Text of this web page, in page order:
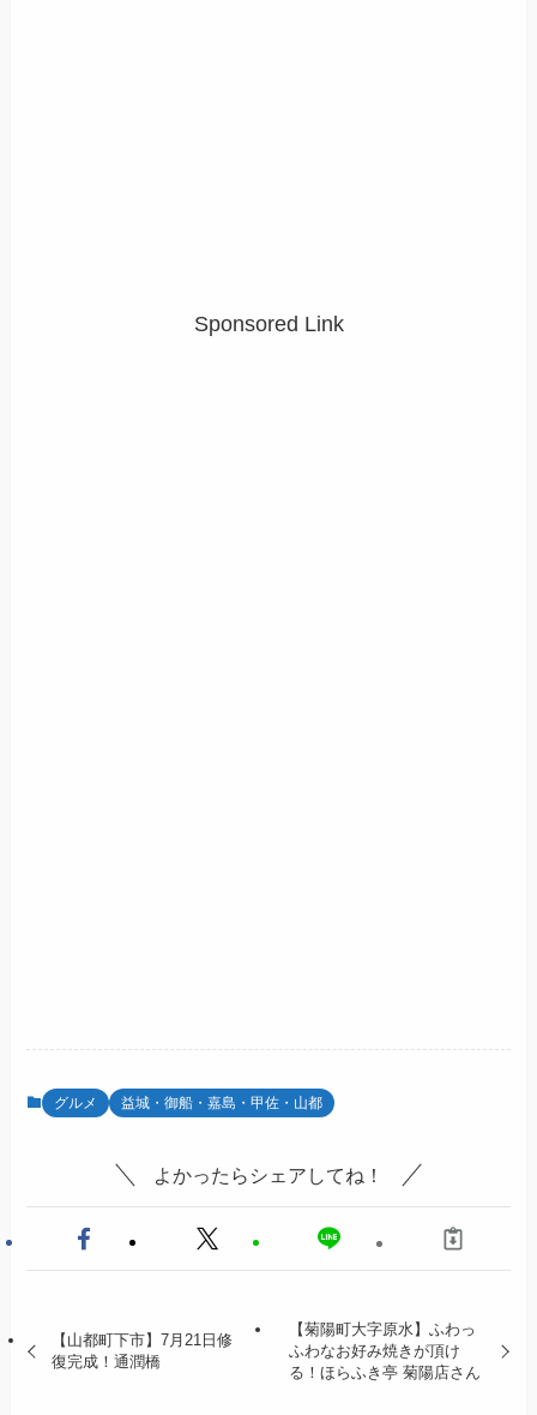
Sponsored Link
グルメ 益城・御船・嘉島・甲佐・山都
よかったらシェアしてね！
【山都町下市】7月21日修
復完成！通潤橋
【菊陽町大字原水】ふわっ
ふわなお好み焼きが頂け
る！ほらふき亭 菊陽店さん